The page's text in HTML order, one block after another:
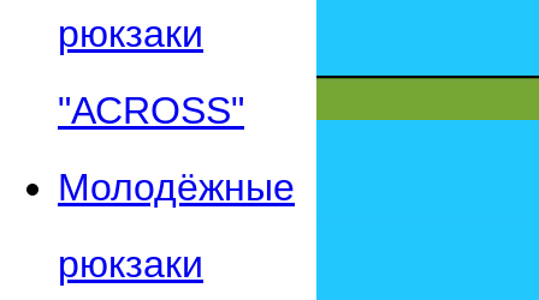
рюкзаки
"АСROSS"
Молодёжные
рюкзаки